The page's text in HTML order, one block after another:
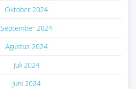
Oktober 2024
September 2024
Agustus 2024
Juli 2024
Juni 2024